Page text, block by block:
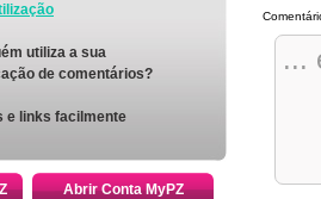
utiliza a sua
de comentários?
e links facilmente
Abrir Conta MyPZ